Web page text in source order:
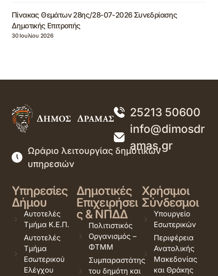
Πίνακας Θεμάτων 28ης/28-07-2026 Συνεδρίασης
Δημοτικής Επιτροπής
30 Ιουλίου 2026
25213 50600
info@dimosdr
amas.gr
Ωράριο λειτουργίας δημοτικών
υπηρεσιών
Υπηρεσίες
Δήμου
Αυτοτελές
Τμήμα Κ.Ε.Π.
Αυτοτελές
Τμήμα
Εσωτερικού
Ελέγχου
Δημοτικές
Επιχειρήσει
ς & ΝΠΔΔ
Πολιτιστικός
Οργανισμός –
ΦΤΜΜ
Συμπαραστάτης
του δημότη και
Χρήσιμοι
Σύνδεσμοι
Υπουργείο
Εσωτερικών
Περιφέρεια
Ανατολικής
Μακεδονίας
και Θράκης